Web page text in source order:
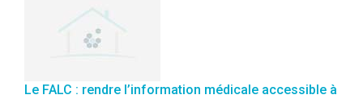
Le FALC : rendre l’information médicale accessible à